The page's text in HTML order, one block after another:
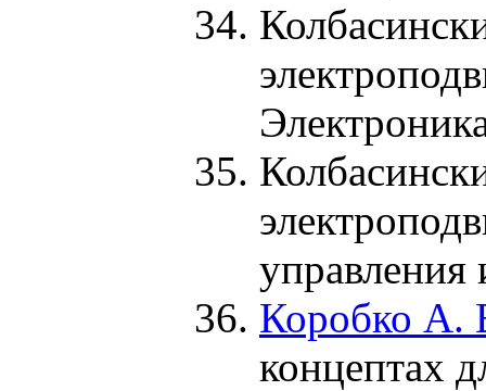
Коробко А.
концептах